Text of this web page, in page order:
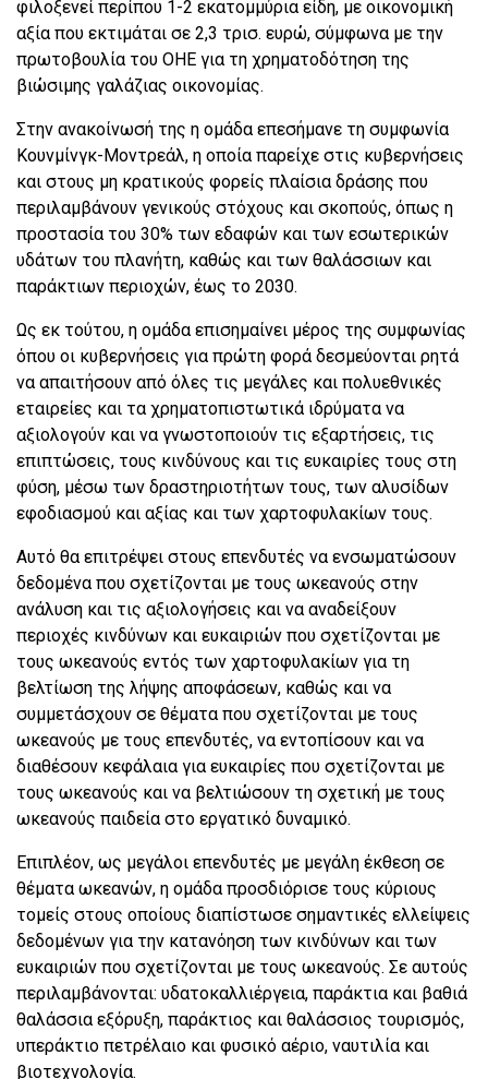
φιλοξενεί περίπου 1-2 εκατομμύρια είδη, με οικονομική
αξία που εκτιμάται σε 2,3 τρισ. ευρώ, σύμφωνα με την
πρωτοβουλία του ΟΗΕ για τη χρηματοδότηση της
βιώσιμης γαλάζιας οικονομίας.
Στην ανακοίνωσή της η ομάδα επεσήμανε τη συμφωνία
Κουνμίνγκ-Μοντρεάλ, η οποία παρείχε στις κυβερνήσεις
και στους μη κρατικούς φορείς πλαίσια δράσης που
περιλαμβάνουν γενικούς στόχους και σκοπούς, όπως η
προστασία του 30% των εδαφών και των εσωτερικών
υδάτων του πλανήτη, καθώς και των θαλάσσιων και
παράκτιων περιοχών, έως το 2030.
Ως εκ τούτου, η ομάδα επισημαίνει μέρος της συμφωνίας
όπου οι κυβερνήσεις για πρώτη φορά δεσμεύονται ρητά
να απαιτήσουν από όλες τις μεγάλες και πολυεθνικές
εταιρείες και τα χρηματοπιστωτικά ιδρύματα να
αξιολογούν και να γνωστοποιούν τις εξαρτήσεις, τις
επιπτώσεις, τους κινδύνους και τις ευκαιρίες τους στη
φύση, μέσω των δραστηριοτήτων τους, των αλυσίδων
εφοδιασμού και αξίας και των χαρτοφυλακίων τους.
Αυτό θα επιτρέψει στους επενδυτές να ενσωματώσουν
δεδομένα που σχετίζονται με τους ωκεανούς στην
ανάλυση και τις αξιολογήσεις και να αναδείξουν
περιοχές κινδύνων και ευκαιριών που σχετίζονται με
τους ωκεανούς εντός των χαρτοφυλακίων για τη
βελτίωση της λήψης αποφάσεων, καθώς και να
συμμετάσχουν σε θέματα που σχετίζονται με τους
ωκεανούς με τους επενδυτές, να εντοπίσουν και να
διαθέσουν κεφάλαια για ευκαιρίες που σχετίζονται με
τους ωκεανούς και να βελτιώσουν τη σχετική με τους
ωκεανούς παιδεία στο εργατικό δυναμικό.
Επιπλέον, ως μεγάλοι επενδυτές με μεγάλη έκθεση σε
θέματα ωκεανών, η ομάδα προσδιόρισε τους κύριους
τομείς στους οποίους διαπίστωσε σημαντικές ελλείψεις
δεδομένων για την κατανόηση των κινδύνων και των
ευκαιριών που σχετίζονται με τους ωκεανούς. Σε αυτούς
περιλαμβάνονται: υδατοκαλλιέργεια, παράκτια και βαθιά
θαλάσσια εξόρυξη, παράκτιος και θαλάσσιος τουρισμός,
υπεράκτιο πετρέλαιο και φυσικό αέριο, ναυτιλία και
βιοτεχνολογία.